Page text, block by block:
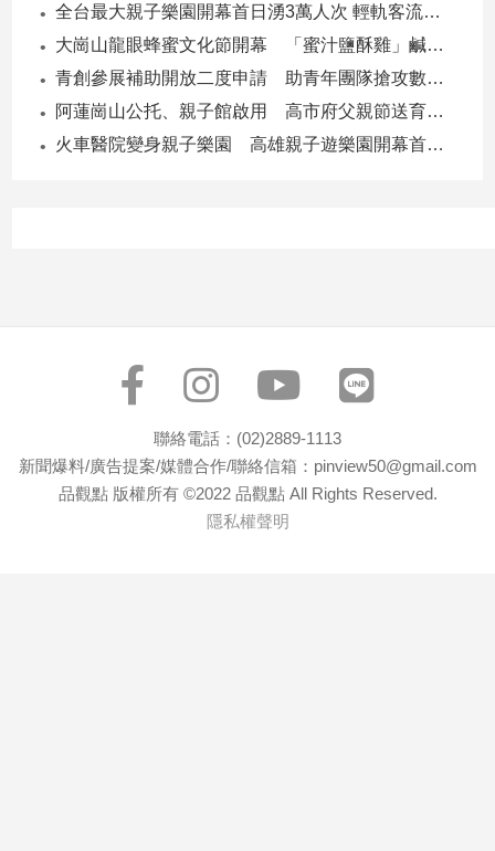
點】
全台最大親子樂園開幕首日湧3萬人次 輕軌客流增20倍
大崗山龍眼蜂蜜文化節開幕 「蜜汁鹽酥雞」鹹甜跨界搶話題
青創參展補助開放二度申請 助青年團隊搶攻數位轉型商機
阿蓮崗山公托、親子館啟用 高市府父親節送育兒暖禮
火車醫院變身親子樂園 高雄親子遊樂園開幕首日爆棚
聯絡電話：(02)2889-1113
新聞爆料/廣告提案/媒體合作/聯絡信箱：pinview50@gmail.com
品觀點 版權所有 ©2022 品觀點 All Rights Reserved.
隱私權聲明